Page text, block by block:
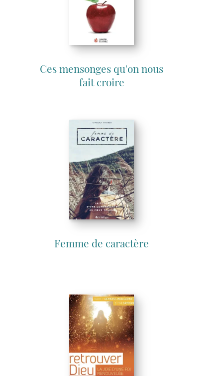
Ces mensonges qu'on nous
fait croire
Femme de caractère